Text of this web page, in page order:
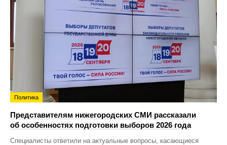
Политика
Представителям нижегородских СМИ рассказали
об особенностях подготовки выборов 2026 года
Специалисты ответили на актуальные вопросы, касающиеся